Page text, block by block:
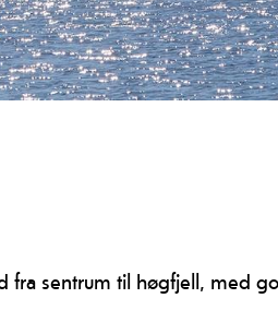
fra sentrum til høgfjell, med